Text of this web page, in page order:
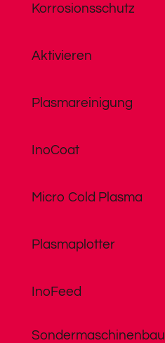
Korrosionsschutz
Aktivieren
Plasmareinigung
InoCoat
Micro Cold Plasma
Plasmaplotter
InoFeed
Sondermaschinenbau